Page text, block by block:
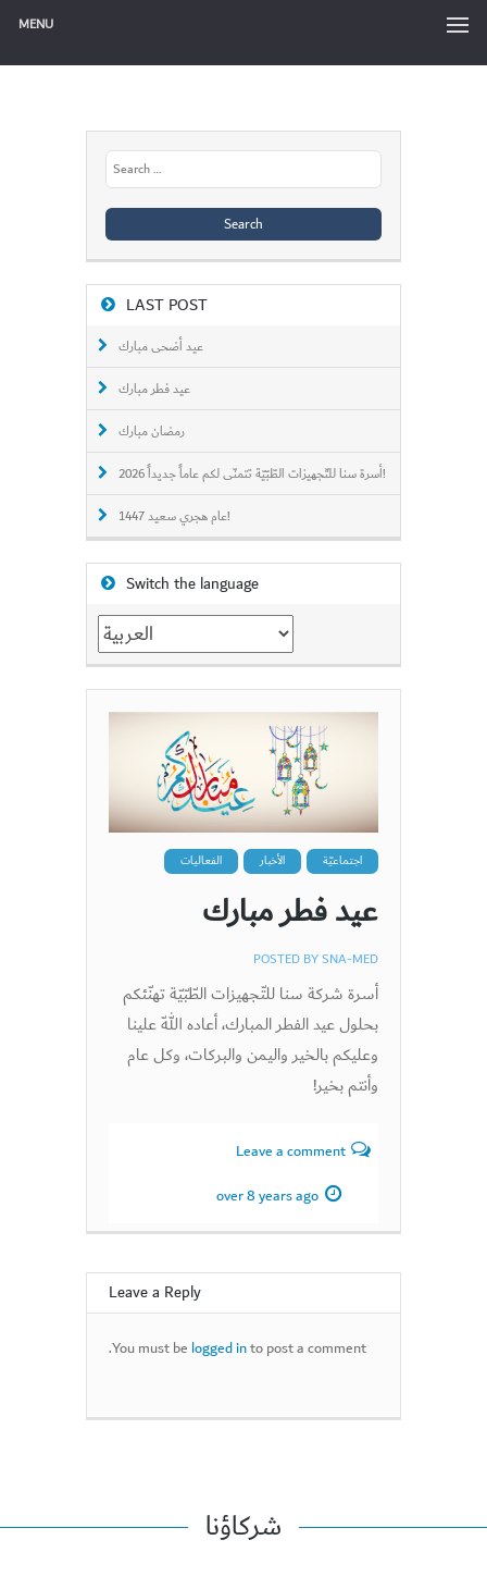
MENU
Search
for:
LAST POST
عيد أضحى مبارك
عيد فطر مبارك
رمضان مبارك
أسرة سنا للتّجهيزات الطّبّيّة تتمنّى لكم عاماً جديداً 2026!
عام هجري سعيد 1447!
Switch the language
Switch
the
language
اجتماعيّة الأخبار الفعاليات
عيد فطر مبارك
POSTED BYSNA-MED
أسرة شركة سنا للتّجهيزات الطّبّيّة تهنّئكم
بحلول عيد الفطر المبارك، أعاده اللّه علينا
وعليكم بالخير واليمن والبركات، وكل عام
وأنتم بخير!
Leave a comment
over 8 years ago
Leave a Reply
You must be logged into post a comment.
شركاؤنا